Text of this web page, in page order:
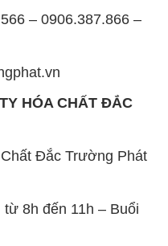
– 0906.387.866 –
HÓA CHẤT ĐẮC
Đắc Trường Phát
8h đến 11h – Buổi